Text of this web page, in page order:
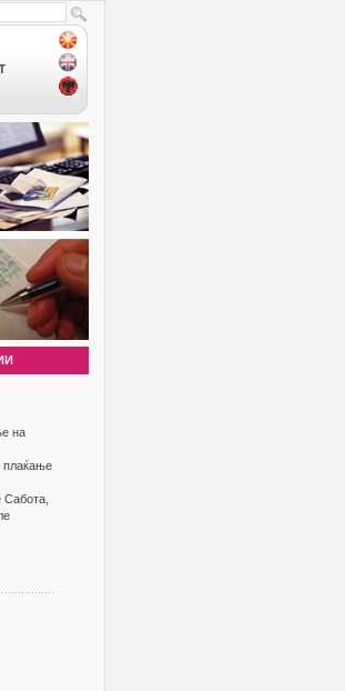
на
плаќање
Сабота,